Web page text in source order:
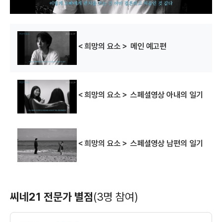
＜희망의 요소＞ 메인 예고편
＜희망의 요소＞ 스페셜영상 아내의 일기
＜희망의 요소＞ 스페셜영상 남편의 일기
씨네21 전문가 별점(3명 참여)